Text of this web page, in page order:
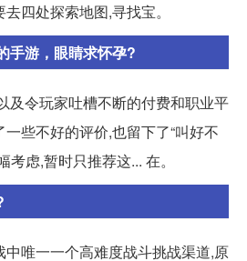
四处探索地图,寻找宝。
手游，眼睛求怀孕?
及令玩家吐槽不断的付费和职业平
些不好的评价,也留下了“叫好不
考虑,暂时只推荐这... 在。
唯一一个高难度战斗挑战渠道,原